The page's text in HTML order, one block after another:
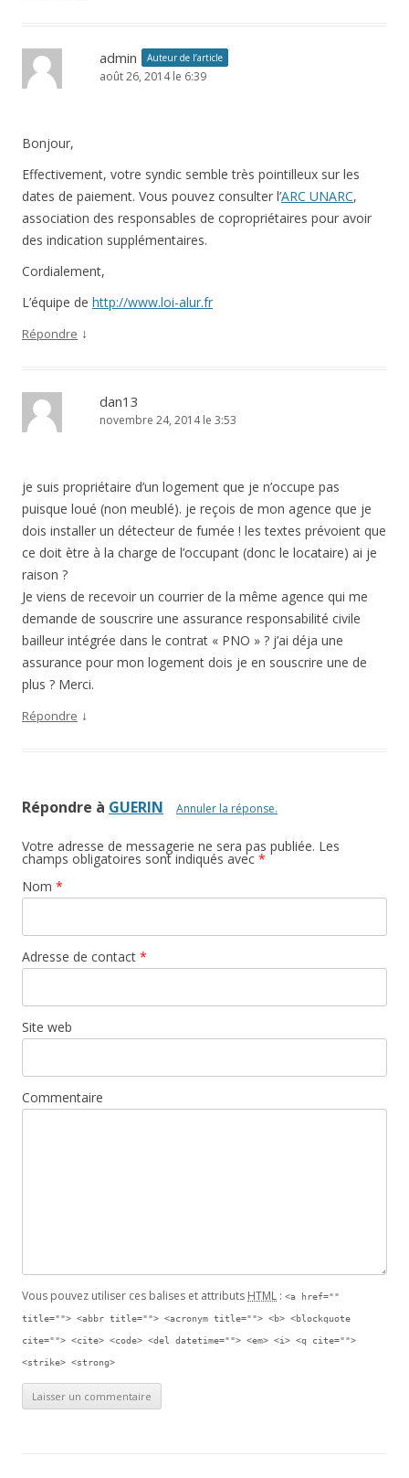
admin Auteur de l’article
août 26, 2014 le 6:39
Bonjour,
Effectivement, votre syndic semble très pointilleux sur les
dates de paiement. Vous pouvez consulter l’ARC UNARC,
association des responsables de copropriétaires pour avoir
des indication supplémentaires.
Cordialement,
L’équipe de http://www.loi-alur.fr
Répondre ↓
dan13
novembre 24, 2014 le 3:53
je suis propriétaire d’un logement que je n’occupe pas
puisque loué (non meublé). je reçois de mon agence que je
dois installer un détecteur de fumée ! les textes prévoient que
ce doit ètre à la charge de l’occupant (donc le locataire) ai je
raison ?
Je viens de recevoir un courrier de la même agence qui me
demande de souscrire une assurance responsabilité civile
bailleur intégrée dans le contrat « PNO » ? j’ai déja une
assurance pour mon logement dois je en souscrire une de
plus ? Merci.
Répondre ↓
Répondre à GUERIN Annuler la réponse.
Votre adresse de messagerie ne sera pas publiée. Les
champs obligatoires sont indiqués avec *
Nom *
Adresse de contact *
Site web
Commentaire
Vous pouvez utiliser ces balises et attributs HTML : <a href=""
title=""> <abbr title=""> <acronym title=""> <b> <blockquote
cite=""> <cite> <code> <del datetime=""> <em> <i> <q cite="">
<strike> <strong>